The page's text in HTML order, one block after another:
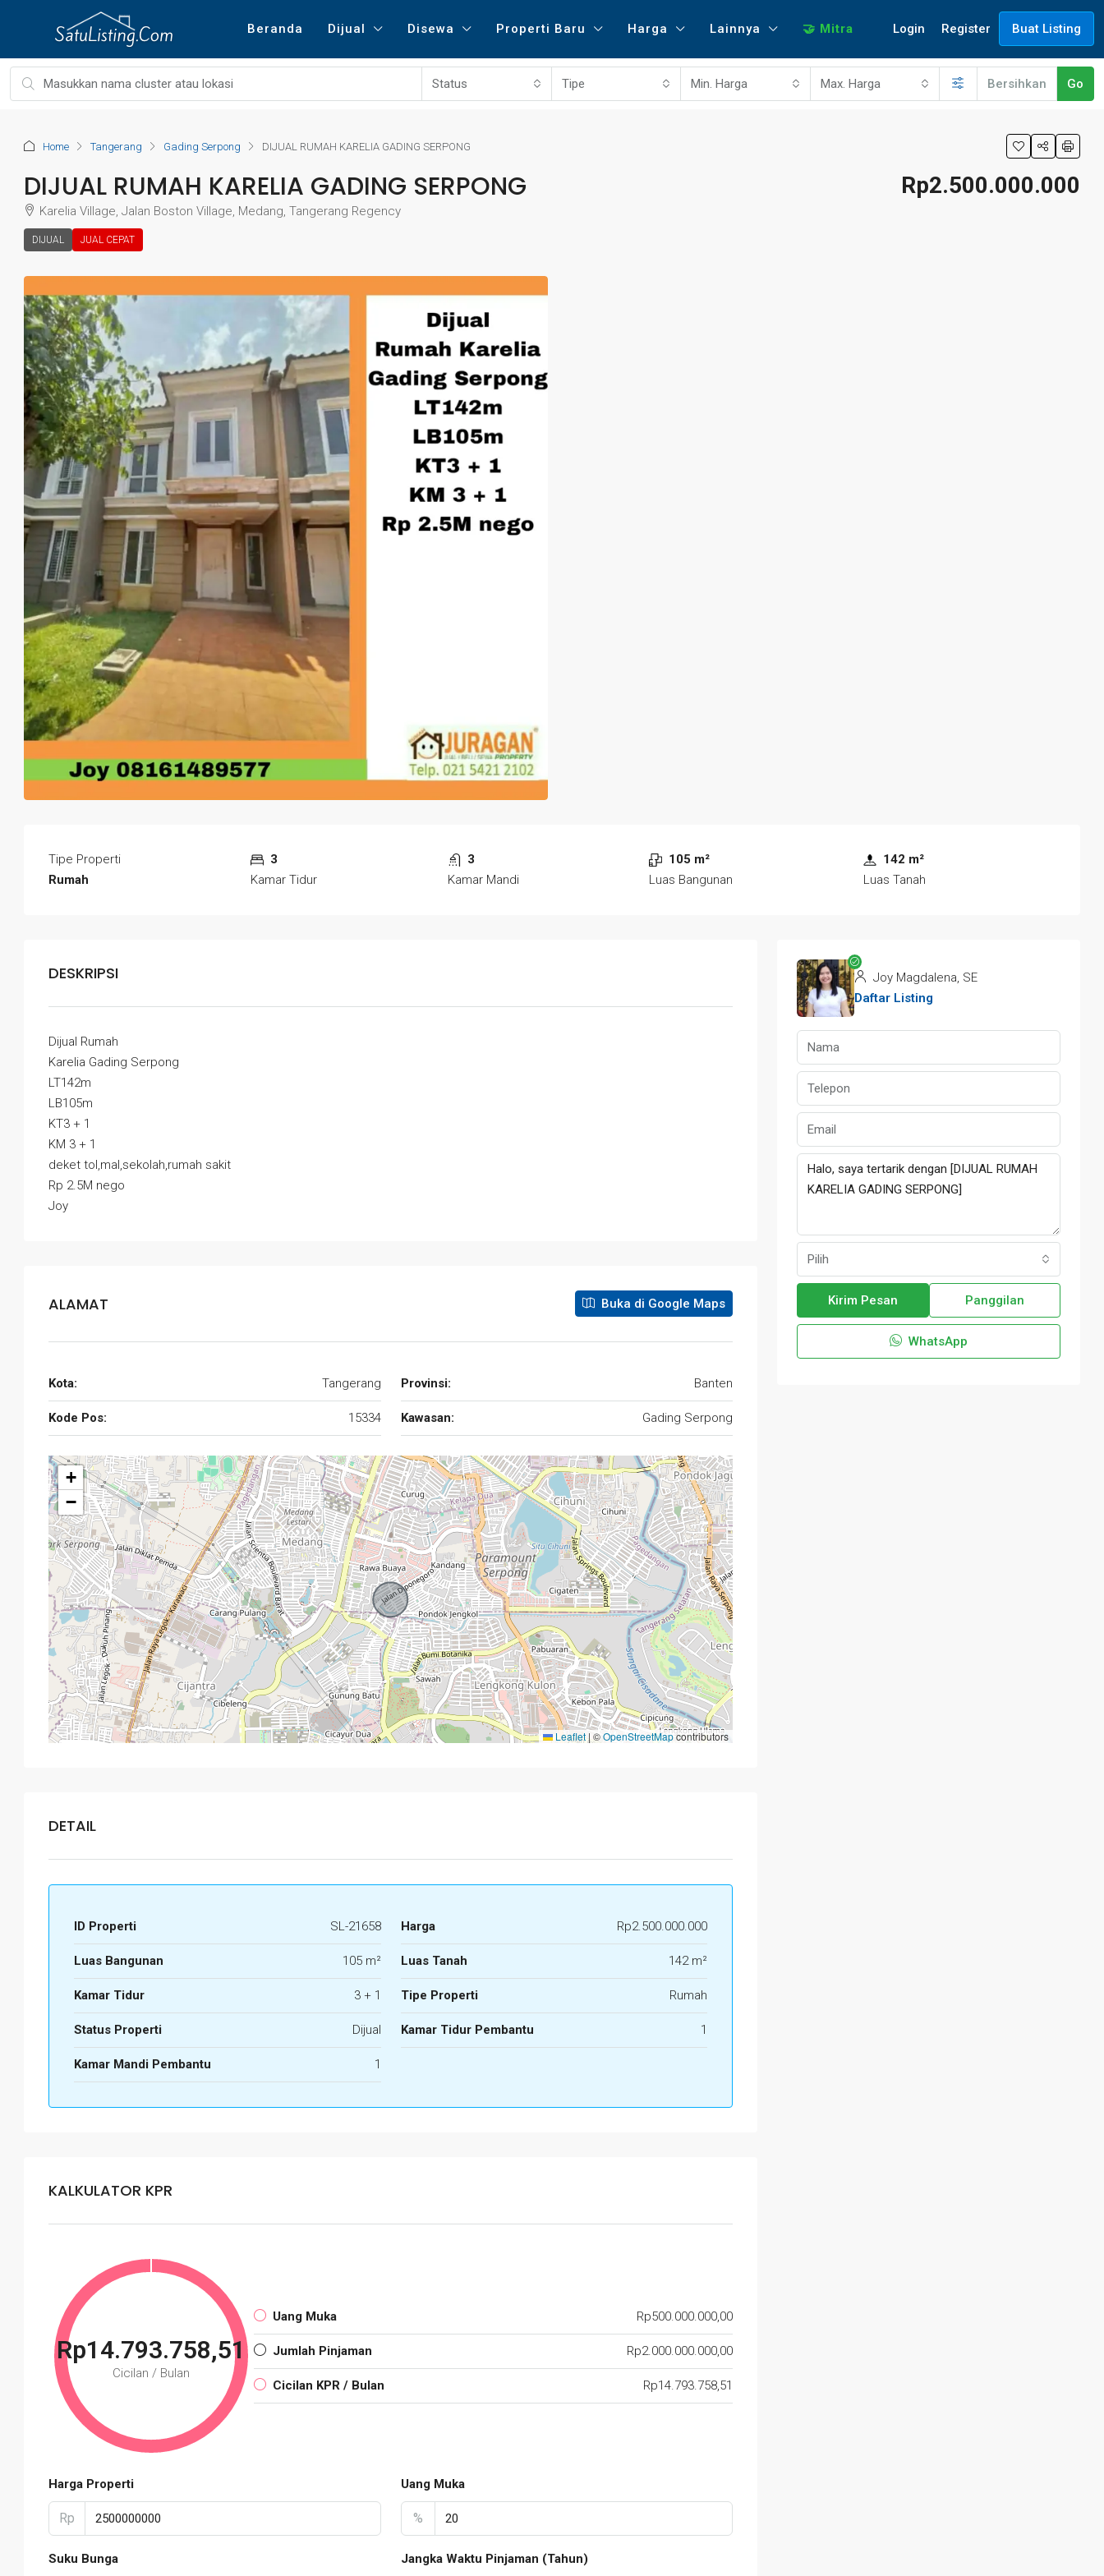
Beranda Dijual Disewa Properti Baru Harga Lainnya 🤝 Mitra Login Register Buat Listing
Status Tipe Min. Harga Max. Harga Bersihkan Go
Home Tangerang Gading Serpong DIJUAL RUMAH KARELIA GADING SERPONG
DIJUAL RUMAH KARELIA GADING SERPONG
Karelia Village, Jalan Boston Village, Medang, Tangerang Regency
DIJUAL JUAL CEPAT
Rp2.500.000.000
Tipe Properti
Rumah
3
Kamar Tidur
3
Kamar Mandi
105 m²
Luas Bangunan
142 m²
Luas Tanah
DESKRIPSI
Dijual Rumah
Karelia Gading Serpong
LT142m
LB105m
KT3 + 1
KM 3 + 1
deket tol,mal,sekolah,rumah sakit
Rp 2.5M nego
Joy
ALAMAT Buka di Google Maps
Kota: Tangerang Provinsi: Banten
Kode Pos: 15334 Kawasan: Gading Serpong
+
−
Leaflet |©OpenStreetMapcontributors
DETAIL
ID Properti SL-21658 Harga Rp2.500.000.000
Luas Bangunan 105 m² Luas Tanah 142 m²
Kamar Tidur 3 + 1 Tipe Properti Rumah
Status Properti Dijual Kamar Tidur Pembantu 1
Kamar Mandi Pembantu 1
KALKULATOR KPR
Rp14.793.758,51
Cicilan / Bulan
Uang Muka Rp500.000.000,00
Jumlah Pinjaman Rp2.000.000.000,00
Cicilan KPR / Bulan Rp14.793.758,51
Harga Properti
Rp
Uang Muka
%
Suku Bunga Jangka Waktu Pinjaman (Tahun)
Joy Magdalena, SE
Daftar Listing
Pilih
Kirim Pesan Panggilan
WhatsApp